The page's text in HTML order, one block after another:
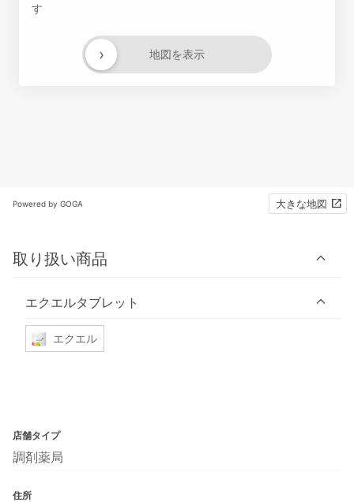
す
地図を表示
›
Powered by GOGA 大きな地図
取り扱い商品
エクエルタブレット
エクエル
店舗タイプ
調剤薬局
住所